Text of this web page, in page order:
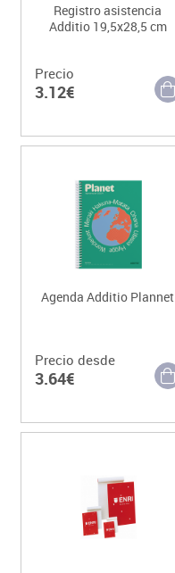
Registro asistencia
Additio 19,5x28,5 cm
Precio
3.12€
Agenda Additio Plannet
Precio desde
3.64€